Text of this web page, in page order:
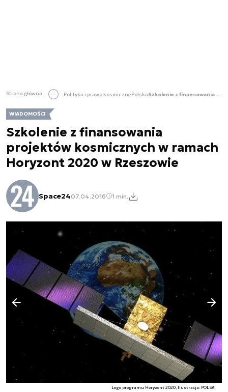
Strona główna Polityka i prawo kosmicznePolska Szkolenie z finansowania projektów kosmicznych w ramach Horyzont 2020 w Rzeszowie
WIADOMOŚCI
Szkolenie z finansowania
projektów kosmicznych w ramach
Horyzont 2020 w Rzeszowie
Space2407.04.2016 1 min.
Logo programu Horyzont 2020, Ilustracja: POLSA
Poprzedni slajd
Następny slajd